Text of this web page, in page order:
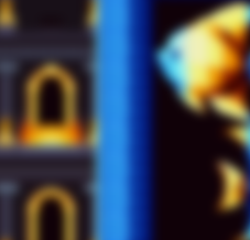
© TSSZ News LLC 1999-2020